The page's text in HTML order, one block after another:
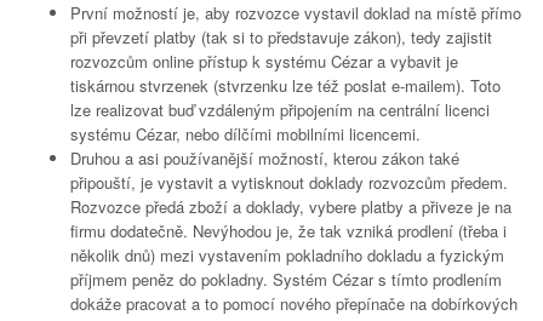
První možností je, aby rozvozce vystavil doklad na místě přímo
při převzetí platby (tak si to představuje zákon), tedy zajistit
rozvozcům online přístup k systému Cézar a vybavit je
tiskárnou stvrzenek (stvrzenku lze též poslat e-mailem). Toto
lze realizovat buď vzdáleným připojením na centrální licenci
systému Cézar, nebo dílčími mobilními licencemi.
Druhou a asi používanější možností, kterou zákon také
připouští, je vystavit a vytisknout doklady rozvozcům předem.
Rozvozce předá zboží a doklady, vybere platby a přiveze je na
firmu dodatečně. Nevýhodou je, že tak vzniká prodlení (třeba i
několik dnů) mezi vystavením pokladního dokladu a fyzickým
příjmem peněz do pokladny. Systém Cézar s tímto prodlením
dokáže pracovat a to pomocí nového přepínače na dobírkových